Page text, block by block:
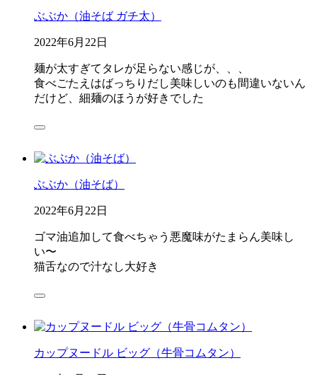
ぶぶか（油そば ガチ太）
2022年6月22日
麺が太すぎてタレが足らない感じが、、、
食べごたえはばっちりだし美味しいのも間違いないん
だけど、細麺のほうが好きでした
ぶぶか（油そば）
2022年6月22日
ゴマ油追加して食べちゃう悪魔味がたまらん美味し
い〜
猫舌なので汁なし大好き
カップヌードル ビッグ（牛骨コムタン）